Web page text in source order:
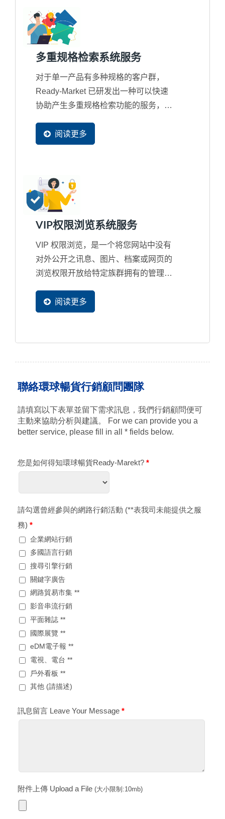
多重规格检索系统服务
对于单一产品有多种规格的客户群，
Ready-Market 已研发出一种可以快速
协助产生多重规格检索功能的服务，不
取，并且还支援多国语系。这套多重规
格检索系统，可协助外销企业建立客制
以轻松筛选、搜寻，快速找到符合需求
的产品，大幅提升使用者体验，进而增
加订单机会。
阅读更多
VIP权限浏览系统服务
VIP 权限浏览，是一个将您网站中没有
对外公开之讯息、图片、档案或网页的
浏览权限开放给特定族群拥有的管理系
给某些特定人士浏览时，就可以使用
VIP...
阅读更多